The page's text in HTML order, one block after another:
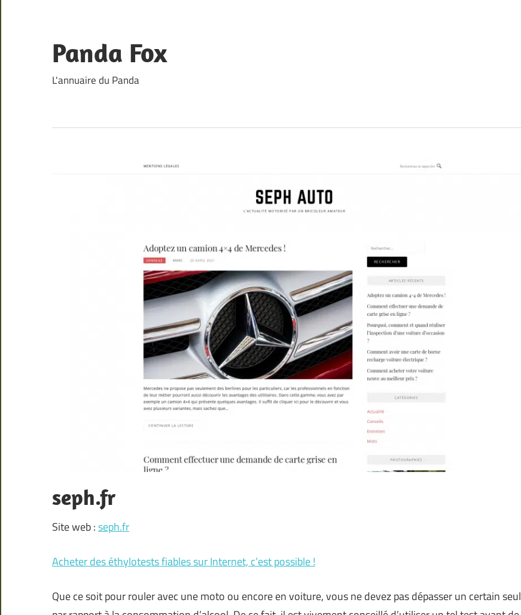
content
Panda Fox
L'annuaire du Panda
seph.fr
Site web :seph.fr
Acheter des éthylotests fiables sur Internet, c’est possible !
Que ce soit pour rouler avec une moto ou encore en voiture, vous ne devez pas dépasser un certain seul